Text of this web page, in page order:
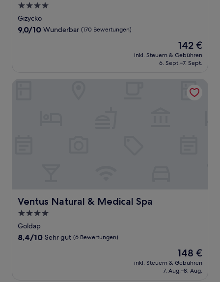
4.0-
Sterne-
Unterkunft
Gizycko
9.0
9,0/10 Wunderbar (170 Bewertungen)
Der
Preis
beträgt
142 €
inkl. Steuern & Gebühren
6. Sept.–7. Sept.
Ventus Natural & Medical Spa
Ventus Natural & Medical Spa
4.0-
Sterne-
Unterkunft
Goldap
8.4
8,4/10 Sehr gut (6 Bewertungen)
Der
Preis
beträgt
148 €
inkl. Steuern & Gebühren
7. Aug.–8. Aug.